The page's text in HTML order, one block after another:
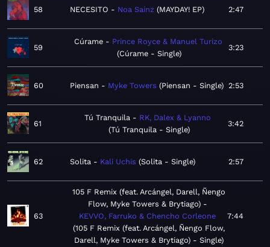
58 NECESITO Noa Sainz MAYDAY! EP 2:47
59
Cúrame
Prince Royce & Manuel Turizo
Cúrame - Single
3:23
60 Piensan Myke Towers Piensan - Single 2:53
61
Tú Tranquila
RK, Dalex & Lyanno
Tú Tranquila - Single
3:42
62 Solita Kali Uchis Solita - Single 2:57
63
105 F Remix (feat. Arcángel, Darell, Ñengo
Flow, Myke Towers & Brytiago)
KEVVO, Farruko & Chencho Corleone
105 F Remix (feat. Arcángel, Ñengo Flow,
Darell, Myke Towers & Brytiago) - Single
7:44